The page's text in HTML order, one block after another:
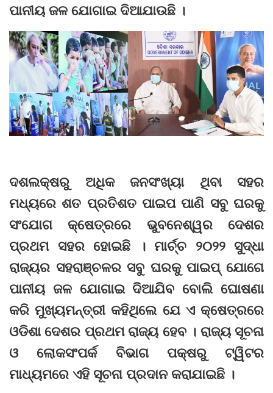
ପାନୀୟ ଜଳ ଯୋଗାଇ ଦିଆଯାଉଛି ।
ଦଶଲକ୍ଷରୁ ଅଧିକ ଜନସଂଖ୍ୟା ଥିବା ସହର
ମଧ୍ୟରେ ଶତ ପ୍ରତିଶତ ପାଇପ ପାଣି ସବୁ ଘରକୁ
ସଂଯୋଗ କ୍ଷେତ୍ରରେ ଭୁବନେଶ୍ୱର ଦେଶର
ପ୍ରଥମ ସହର ହୋଇଛି । ମାର୍ଚ୍ଚ ୨୦୨୨ ସୁଦ୍ଧା
ରାଜ୍ୟର ସହରାଞ୍ଚଳର ସବୁ ଘରକୁ ପାଇପ୍ ଯୋଗେ
ପାନୀୟ ଜଳ ଯୋଗାଇ ଦିଆଯିବ ବୋଲି ଘୋଷଣା
କରି ମୁଖ୍ୟମନ୍ତ୍ରୀ କହିଥିଲେ ଯେ ଏ କ୍ଷେତ୍ରରେ
ଓଡିଶା ଦେଶର ପ୍ରଥମ ରାଜ୍ୟ ହେବ । ରାଜ୍ୟ ସୂଚନା
ଓ ଲୋକସଂପର୍କ ବିଭାଗ ପକ୍ଷରୁ ‌ଟ୍ୱିଟର
ମାଧ୍ୟମରେ ଏହି ସୂଚନା ପ୍ରଦାନ କରାଯାଇଛି ।